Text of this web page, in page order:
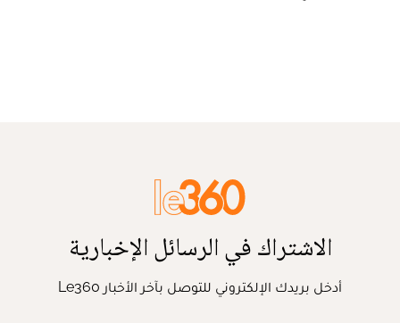
الاشتراك في الرسائل الإخبارية
أدخل بريدك الإلكتروني للتوصل بآخر الأخبار Le360